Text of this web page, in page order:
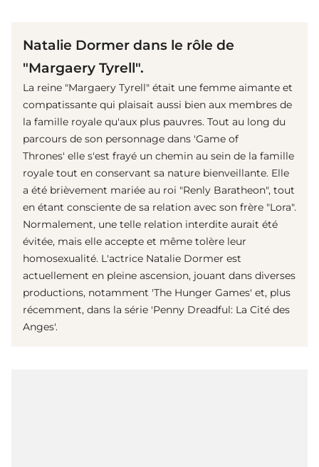
Natalie Dormer dans le rôle de
"Margaery Tyrell".
La reine "Margaery Tyrell" était une femme aimante et
compatissante qui plaisait aussi bien aux membres de
la famille royale qu'aux plus pauvres. Tout au long du
parcours de son personnage dans 'Game of
Thrones' elle s'est frayé un chemin au sein de la famille
royale tout en conservant sa nature bienveillante. Elle
a été brièvement mariée au roi "Renly Baratheon", tout
en étant consciente de sa relation avec son frère "Lora".
Normalement, une telle relation interdite aurait été
évitée, mais elle accepte et même tolère leur
homosexualité. L'actrice Natalie Dormer est
actuellement en pleine ascension, jouant dans diverses
productions, notamment 'The Hunger Games' et, plus
récemment, dans la série 'Penny Dreadful: La Cité des
Anges'.